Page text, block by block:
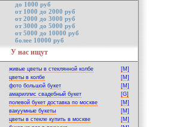
до 1000 руб
от 1000 до 2000 руб
от 2000 до 3000 руб
от 3000 до 5000 руб
от 5000 до 10000 руб
более 10000 руб
У нас ищут
живые цветы в стеклянной колбе
[M]
цветы в колбе
[M]
фото большой букет
[M]
амариллис свадебный букет
[G]
полевой букет доставка по москве
[M]
вакуумные букеты
[M]
цветы в стекле купить в москве
[M]